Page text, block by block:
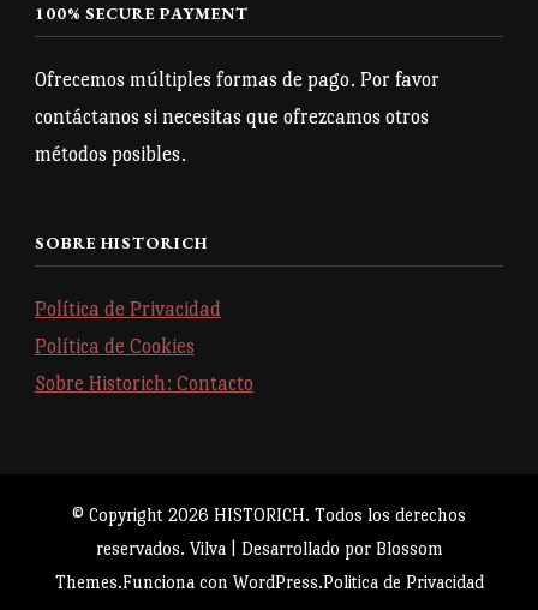
100% SECURE PAYMENT
Ofrecemos múltiples formas de pago. Por favor
contáctanos si necesitas que ofrezcamos otros
métodos posibles.
SOBRE HISTORICH
Política de Privacidad
Política de Cookies
Sobre Historich: Contacto
© Copyright 2026 HISTORICH. Todos los derechos
reservados. Vilva | Desarrollado por Blossom
Themes.Funciona con WordPress.Politica de Privacidad